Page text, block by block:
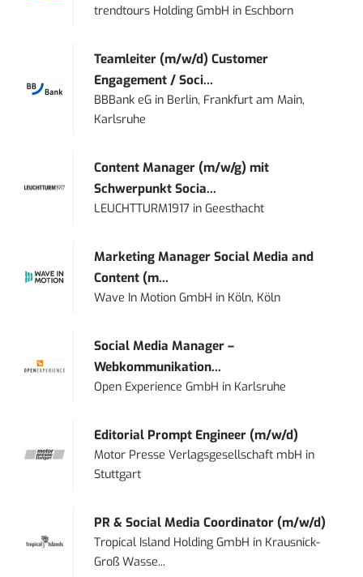
trendtours Holding GmbH in Eschborn
Teamleiter (m/w/d) Customer
Engagement / Soci...
BBBank eG in Berlin, Frankfurt am Main,
Karlsruhe
Content Manager (m/w/g) mit
Schwerpunkt Socia...
LEUCHTTURM1917 inGeesthacht
Marketing Manager Social Media and
Content (m...
Wave In Motion GmbH in Köln, Köln
Social Media Manager –
Webkommunikation...
Open Experience GmbH in Karlsruhe
Editorial Prompt Engineer (m/w/d)
Motor Presse Verlagsgesellschaft mbH in
Stuttgart
PR & Social Media Coordinator (m/w/d)
Tropical Island Holding GmbH in Krausnick-
Groß Wasse...